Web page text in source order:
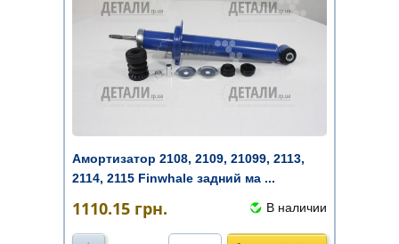
Амортизатор 2108, 2109, 21099, 2113,
2114, 2115 Finwhale задний ма ...
1110.15 грн. В наличии